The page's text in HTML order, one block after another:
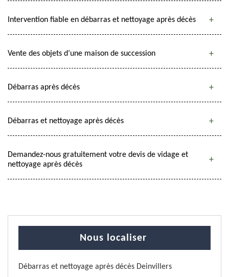
Intervention fiable en débarras et nettoyage après décès
Vente des objets d’une maison de succession
Débarras après décès
Débarras et nettoyage après décès
Demandez-nous gratuitement votre devis de vidage et
nettoyage après décès
Nous localiser
Débarras et nettoyage après décès Deinvillers